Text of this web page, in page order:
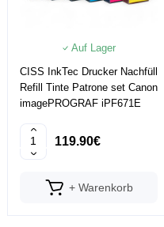
Auf Lager
CISS InkTec Drucker Nachfüll
Refill Tinte Patrone set Canon
imagePROGRAF iPF671E
119.90€
+ Warenkorb